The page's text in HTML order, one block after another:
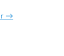
→